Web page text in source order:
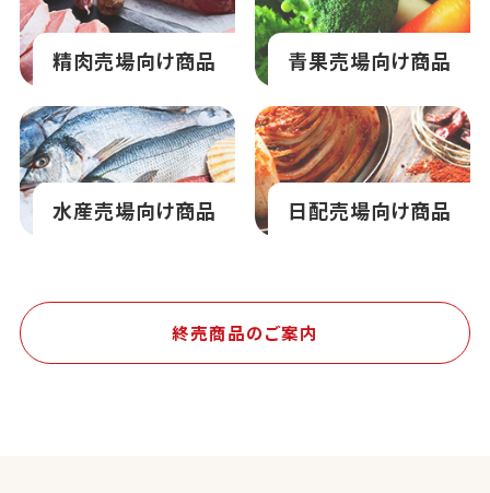
精肉売場向け商品 青果売場向け商品
水産売場向け商品 日配売場向け商品
終売商品のご案内